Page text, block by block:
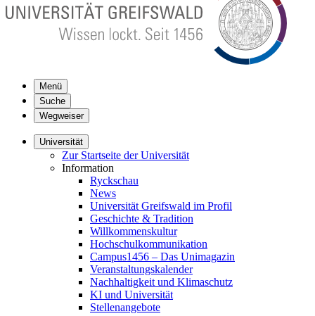
Menü
Suche
Wegweiser
Universität
Zur Startseite der Universität
Information
Ryckschau
News
Universität Greifswald im Profil
Geschichte & Tradition
Willkommenskultur
Hochschulkommunikation
Campus1456 – Das Unimagazin
Veranstaltungskalender
Nachhaltigkeit und Klimaschutz
KI und Universität
Stellenangebote